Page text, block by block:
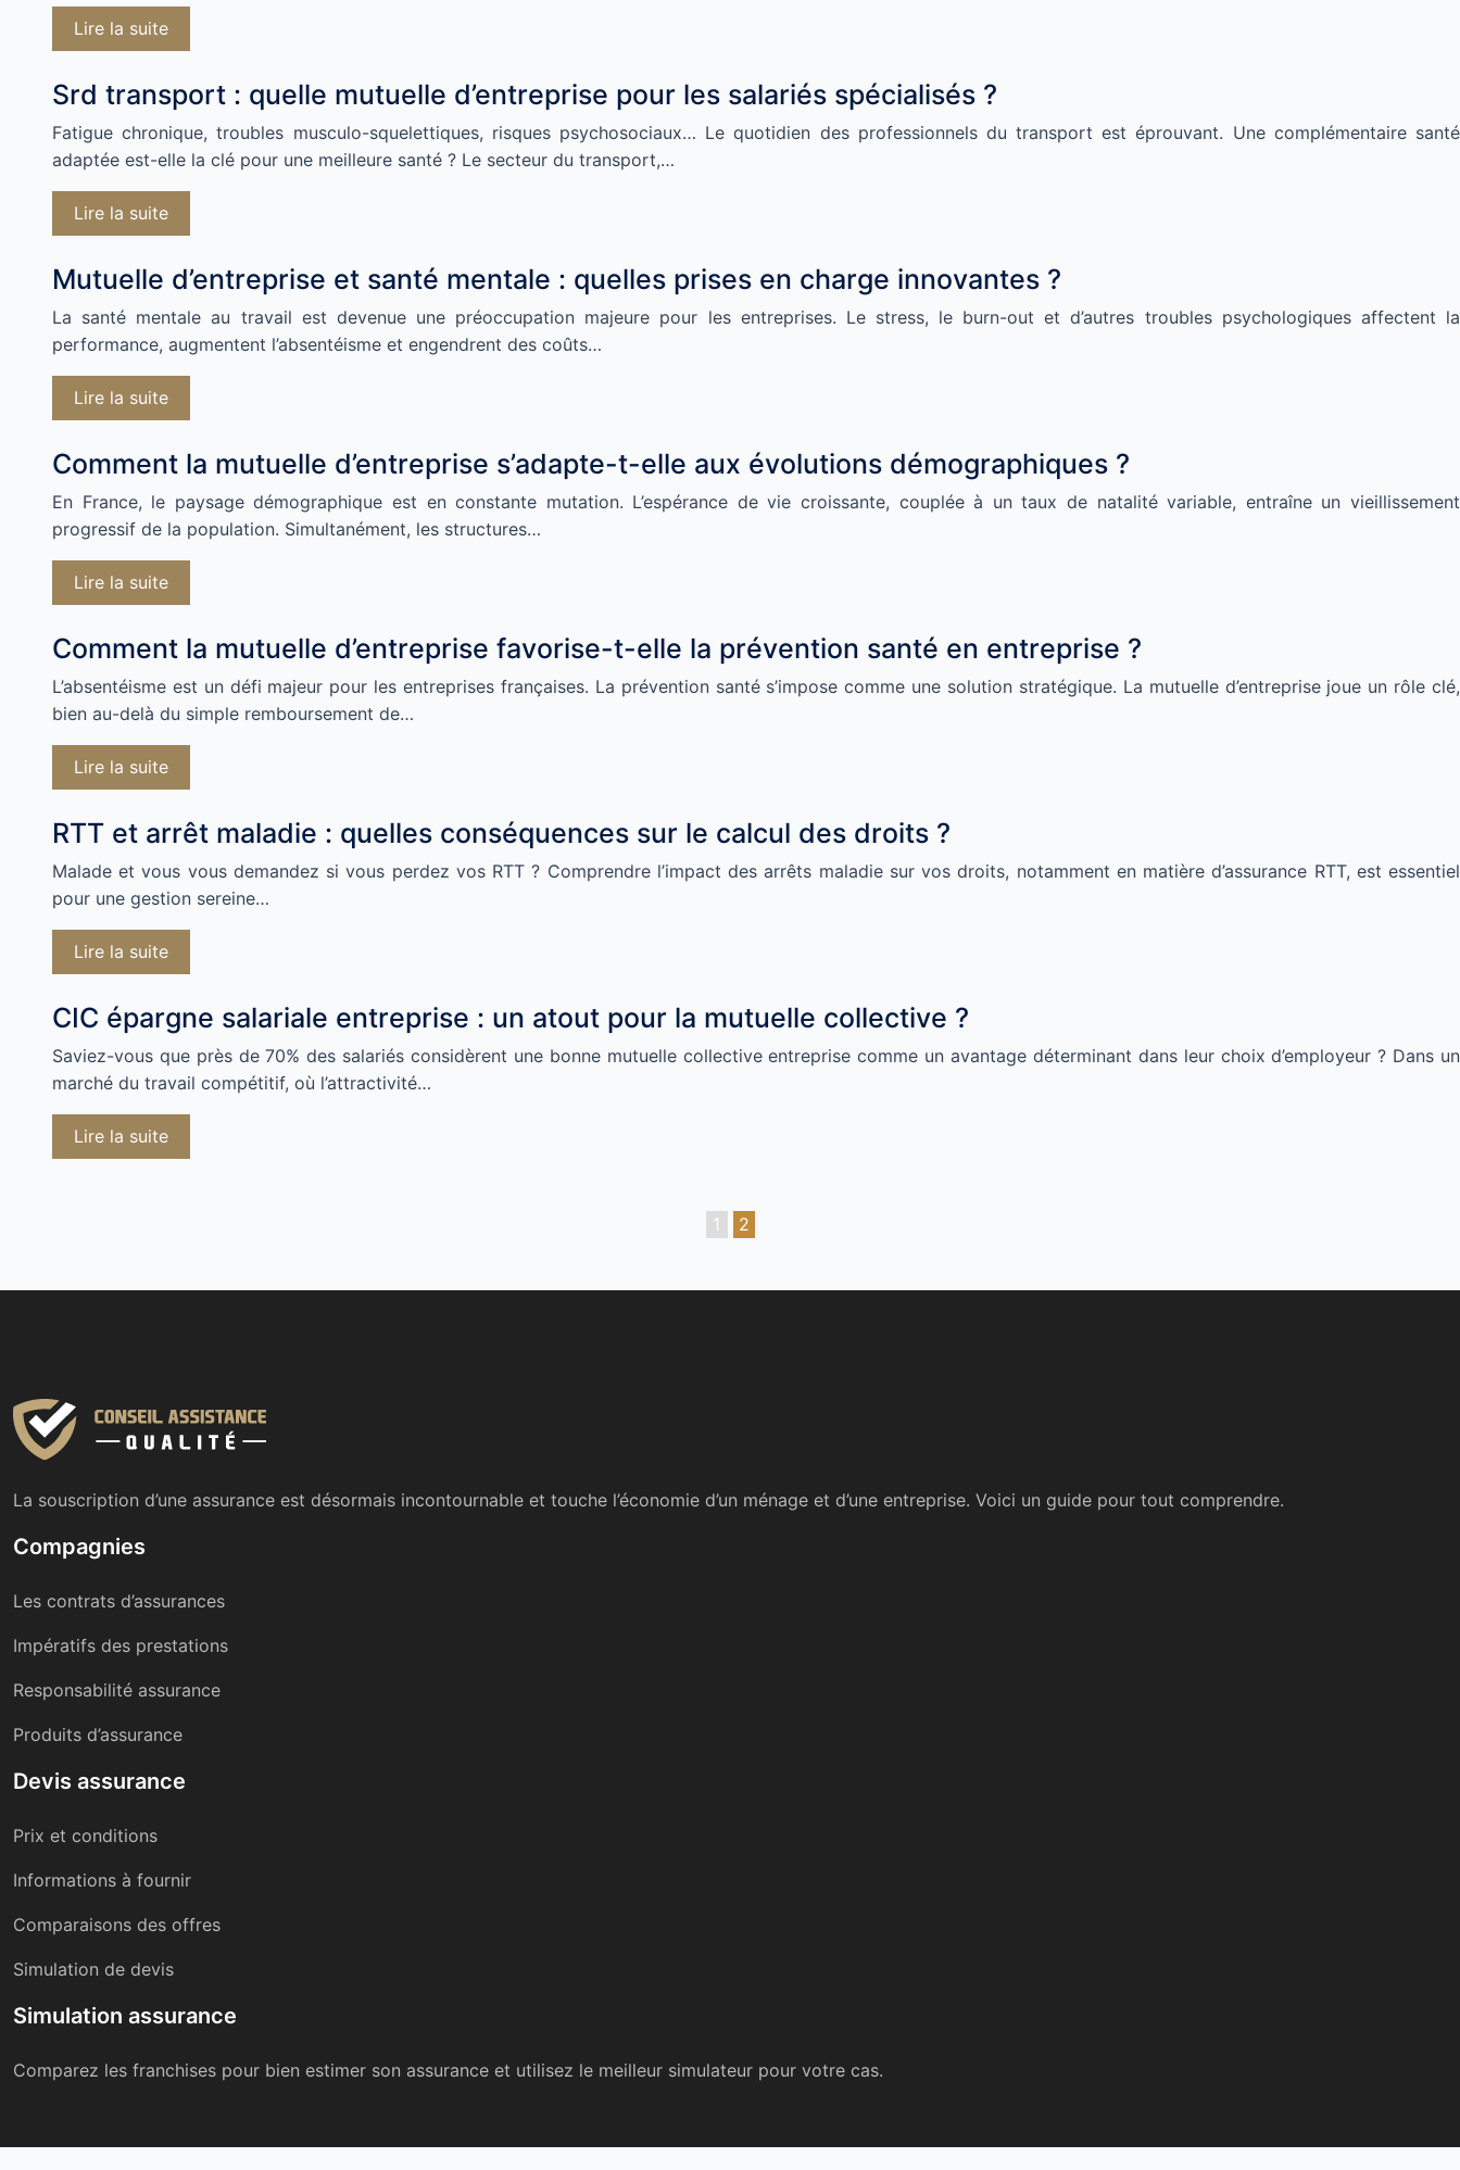
Lire la suite
Srd transport : quelle mutuelle d’entreprise pour les salariés spécialisés ?
Fatigue chronique, troubles musculo-squelettiques, risques psychosociaux… Le quotidien des professionnels du transport est éprouvant. Une complémentaire santé
adaptée est-elle la clé pour une meilleure santé ? Le secteur du transport,…
Lire la suite
Mutuelle d’entreprise et santé mentale : quelles prises en charge innovantes ?
La santé mentale au travail est devenue une préoccupation majeure pour les entreprises. Le stress, le burn-out et d’autres troubles psychologiques affectent la
performance, augmentent l’absentéisme et engendrent des coûts…
Lire la suite
Comment la mutuelle d’entreprise s’adapte-t-elle aux évolutions démographiques ?
En France, le paysage démographique est en constante mutation. L’espérance de vie croissante, couplée à un taux de natalité variable, entraîne un vieillissement
progressif de la population. Simultanément, les structures…
Lire la suite
Comment la mutuelle d’entreprise favorise-t-elle la prévention santé en entreprise ?
L’absentéisme est un défi majeur pour les entreprises françaises. La prévention santé s’impose comme une solution stratégique. La mutuelle d’entreprise joue un rôle clé,
bien au-delà du simple remboursement de…
Lire la suite
RTT et arrêt maladie : quelles conséquences sur le calcul des droits ?
Malade et vous vous demandez si vous perdez vos RTT ? Comprendre l’impact des arrêts maladie sur vos droits, notamment en matière d’assurance RTT, est essentiel
pour une gestion sereine…
Lire la suite
CIC épargne salariale entreprise : un atout pour la mutuelle collective ?
Saviez-vous que près de 70% des salariés considèrent une bonne mutuelle collective entreprise comme un avantage déterminant dans leur choix d’employeur ? Dans un
marché du travail compétitif, où l’attractivité…
Lire la suite
1 2
La souscription d’une assurance est désormais incontournable et touche l’économie d’un ménage et d’une entreprise. Voici un guide pour tout comprendre.
Compagnies
Les contrats d’assurances
Impératifs des prestations
Responsabilité assurance
Produits d’assurance
Devis assurance
Prix et conditions
Informations à fournir
Comparaisons des offres
Simulation de devis
Simulation assurance
Comparez les franchises pour bien estimer son assurance et utilisez le meilleur simulateur pour votre cas.